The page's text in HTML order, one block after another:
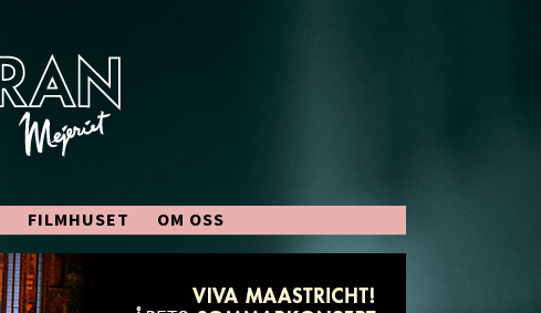
FILMHUSET
OM OSS